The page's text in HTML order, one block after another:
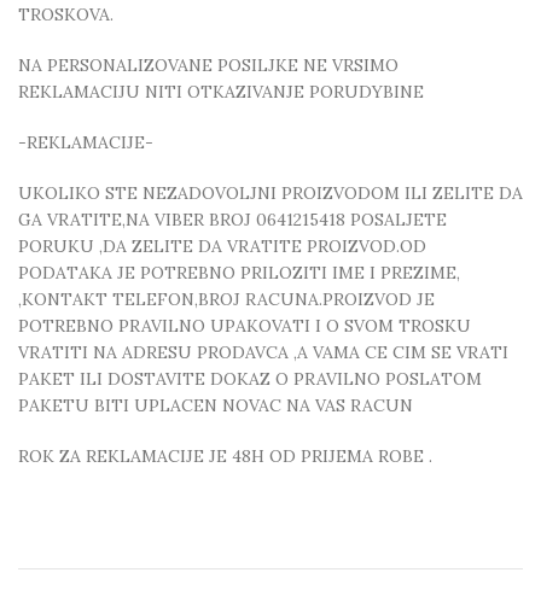
TROSKOVA.
NA PERSONALIZOVANE POSILJKE NE VRSIMO
REKLAMACIJU NITI OTKAZIVANJE PORUDYBINE
-REKLAMACIJE-
UKOLIKO STE NEZADOVOLJNI PROIZVODOM ILI ZELITE DA
GA VRATITE,NA VIBER BROJ 0641215418 POSALJETE
PORUKU ,DA ZELITE DA VRATITE PROIZVOD.OD
PODATAKA JE POTREBNO PRILOZITI IME I PREZIME,
,KONTAKT TELEFON,BROJ RACUNA.PROIZVOD JE
POTREBNO PRAVILNO UPAKOVATI I O SVOM TROSKU
VRATITI NA ADRESU PRODAVCA ,A VAMA CE CIM SE VRATI
PAKET ILI DOSTAVITE DOKAZ O PRAVILNO POSLATOM
PAKETU BITI UPLACEN NOVAC NA VAS RACUN
ROK ZA REKLAMACIJE JE 48H OD PRIJEMA ROBE .